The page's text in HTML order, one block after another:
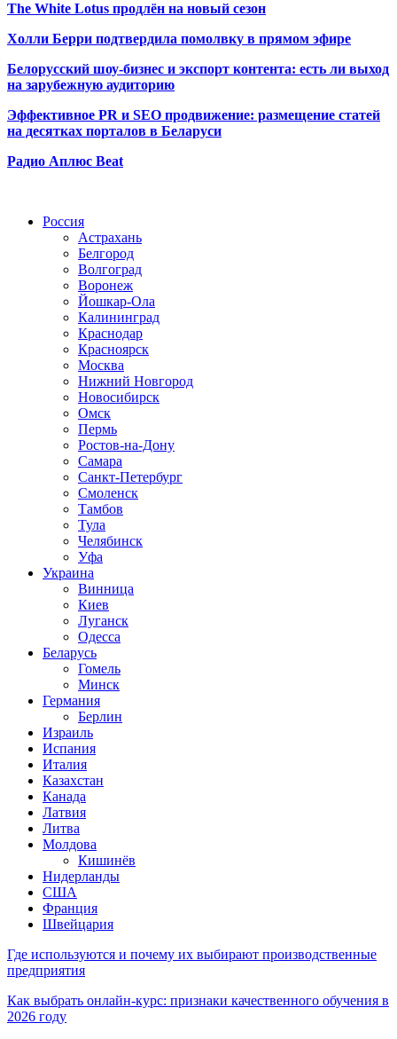
The White Lotus продлён на новый сезон
Холли Берри подтвердила помолвку в прямом эфире
Белорусский шоу-бизнес и экспорт контента: есть ли выход
на зарубежную аудиторию
Эффективное PR и SEO продвижение: размещение статей
на десятках порталов в Беларуси
Радио Аплюс Beat
Россия
Астрахань
Белгород
Волгоград
Воронеж
Йошкар-Ола
Калининград
Краснодар
Красноярск
Москва
Нижний Новгород
Новосибирск
Омск
Пермь
Ростов-на-Дону
Самара
Санкт-Петербург
Смоленск
Тамбов
Тула
Челябинск
Уфа
Украина
Винница
Киев
Луганск
Одесса
Беларусь
Гомель
Минск
Германия
Берлин
Израиль
Испания
Италия
Казахстан
Канада
Латвия
Литва
Молдова
Кишинёв
Нидерланды
США
Франция
Швейцария
Где используются и почему их выбирают производственные
предприятия
Как выбрать онлайн-курс: признаки качественного обучения в
2026 году